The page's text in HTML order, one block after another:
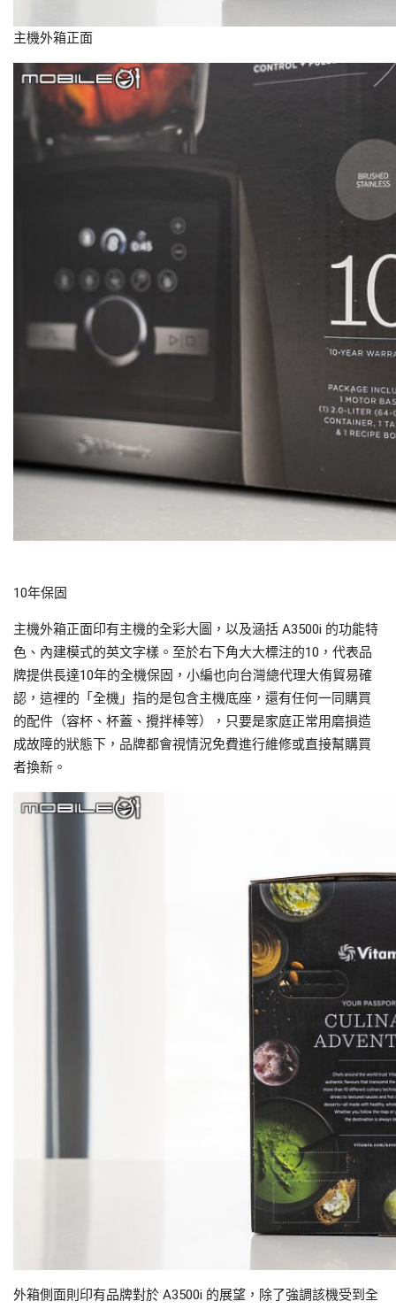
主機外箱正面
10年保固
主機外箱正面印有主機的全彩大圖，以及涵括 A3500i 的功能特
色、內建模式的英文字樣。至於右下角大大標注的10，代表品
牌提供長達10年的全機保固，小編也向台灣總代理大侑貿易確
認，這裡的「全機」指的是包含主機底座，還有任何一同購買
的配件（容杯、杯蓋、攪拌棒等），只要是家庭正常用磨損造
成故障的狀態下，品牌都會視情況免費進行維修或直接幫購買
者換新。
外箱側面則印有品牌對於 A3500i 的展望，除了強調該機受到全